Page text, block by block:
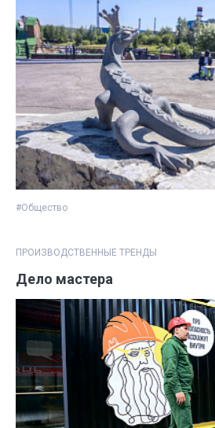
#Общество
ПРОИЗВОДСТВЕННЫЕ ТРЕНДЫ
Дело мастера